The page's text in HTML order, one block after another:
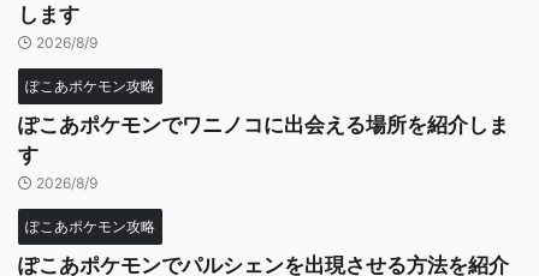
します
2026/8/9
ぽこあポケモン攻略
ぽこあポケモンでワニノコに出会える場所を紹介しま
す
2026/8/9
ぽこあポケモン攻略
ぽこあポケモンでパルシェンを出現させる方法を紹介